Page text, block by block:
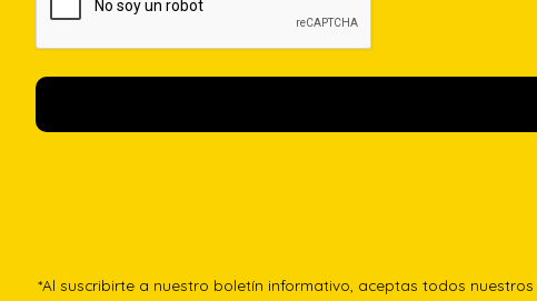
*Al suscribirte a nuestro boletín informativo, aceptas todos nuestros